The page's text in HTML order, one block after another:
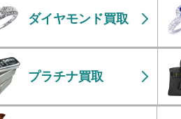
ダイヤモンド買取
プラチナ買取